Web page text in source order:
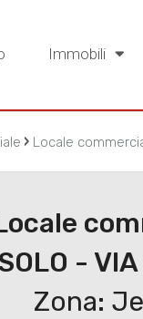
Immobili
› Locale
-
Zona: